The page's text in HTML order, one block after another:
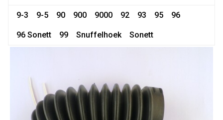
9-3 9-5 90 900 9000 92 93 95 96
96 Sonett 99 Snuffelhoek Sonett